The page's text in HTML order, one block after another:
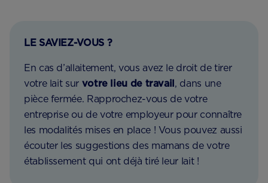
LE SAVIEZ-VOUS ?
En cas d’allaitement, vous avez le droit de tirer
votre lait sur votre lieu de travail, dans une
pièce fermée. Rapprochez-vous de votre
entreprise ou de votre employeur pour connaître
les modalités mises en place ! Vous pouvez aussi
écouter les suggestions des mamans de votre
établissement qui ont déjà tiré leur lait !